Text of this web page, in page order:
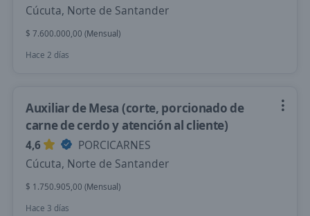
Cúcuta, Norte de Santander
$ 7.600.000,00 (Mensual)
Hace 2 días
Auxiliar de Mesa (corte, porcionado de
carne de cerdo y atención al cliente)
4,6
PORCICARNES
Cúcuta, Norte de Santander
$ 1.750.905,00 (Mensual)
Hace 3 días